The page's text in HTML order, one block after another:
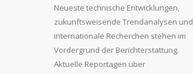
Neueste technische Entwicklungen,
zukunftsweisende Trendanalysen und
internationale Recherchen stehen im
Vordergrund der Berichterstattung.
Aktuelle Reportagen über